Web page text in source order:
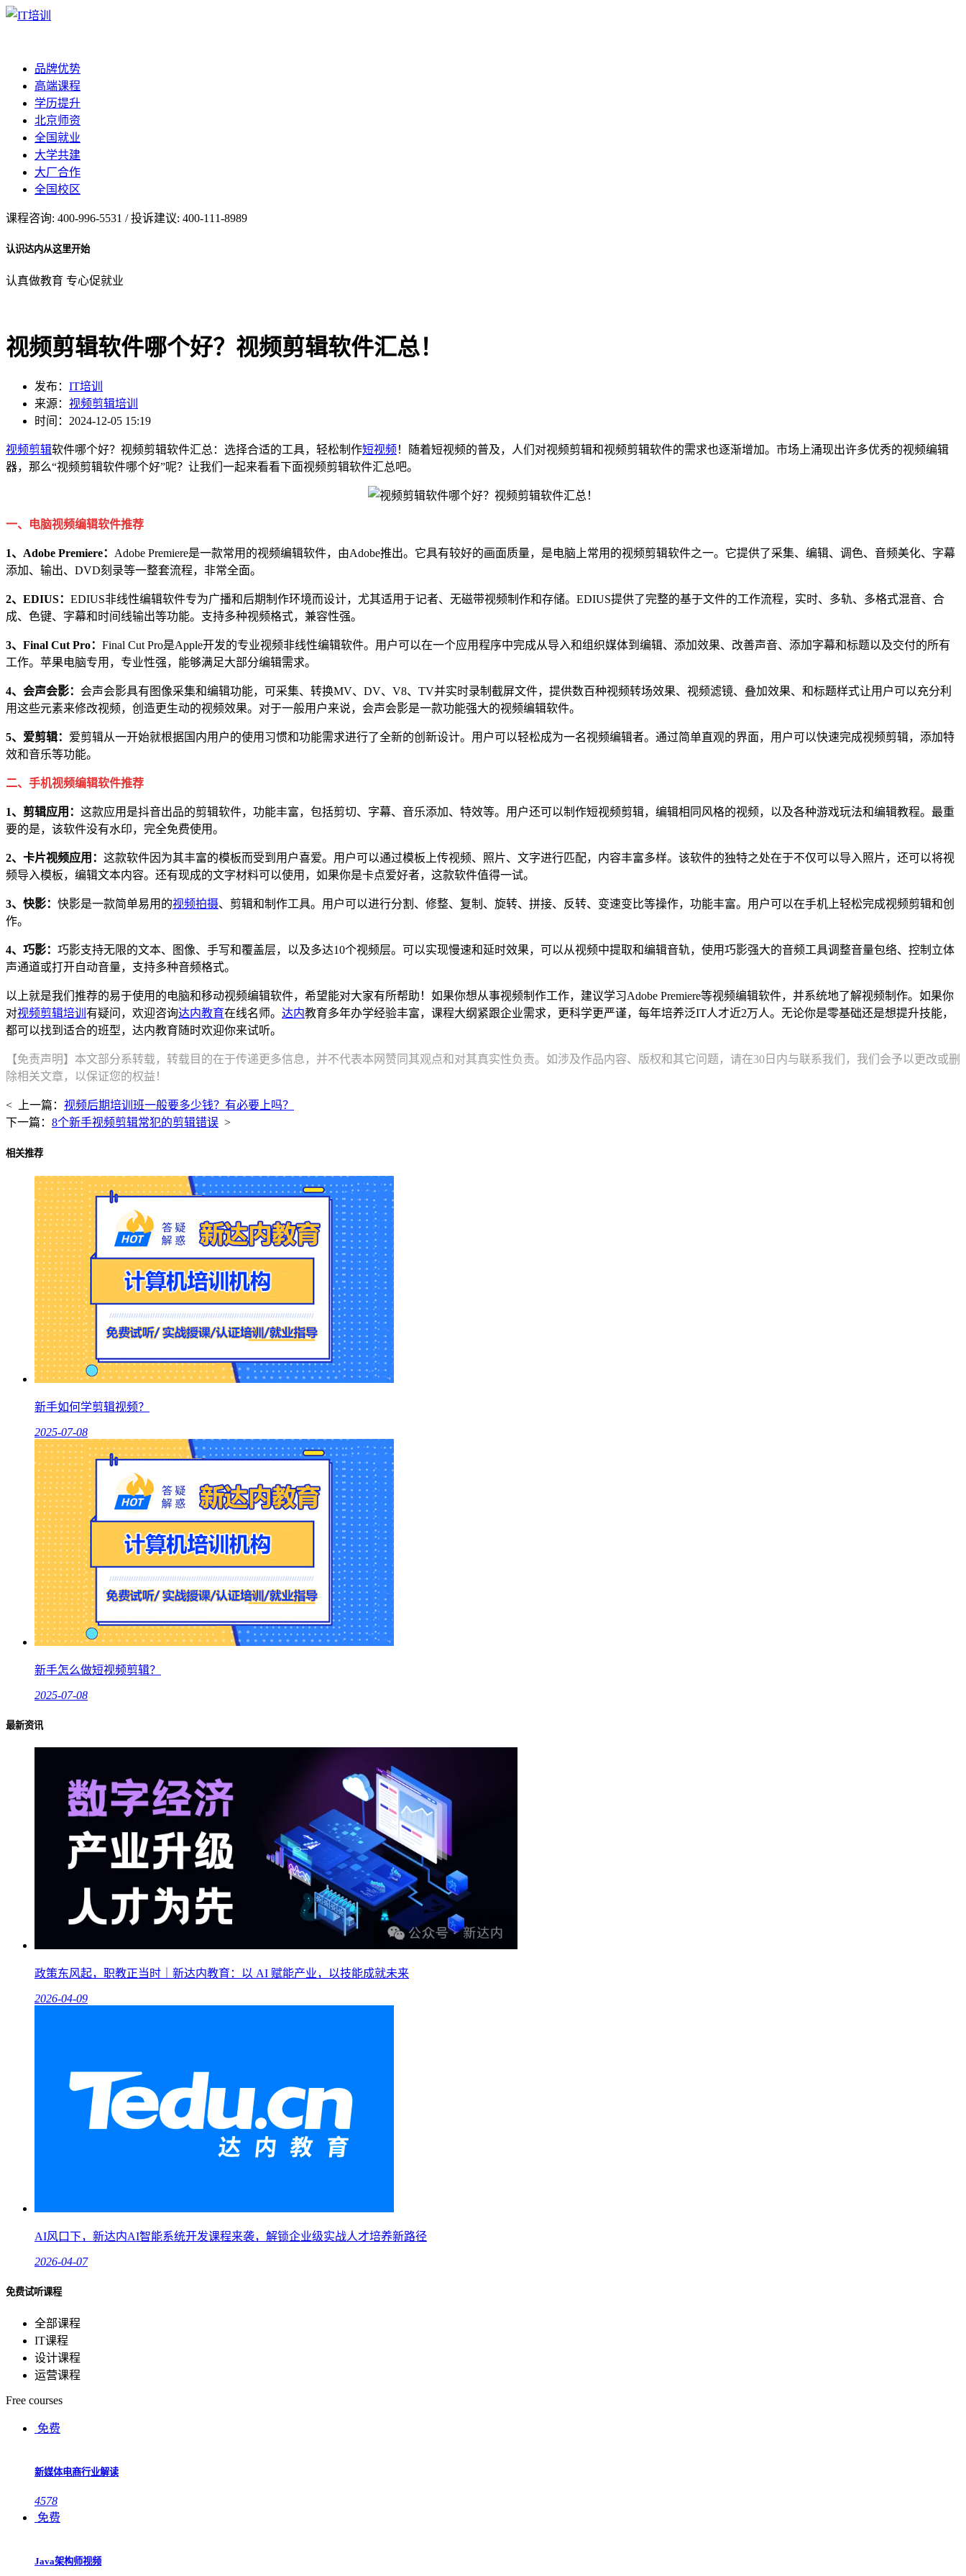
品牌优势
高端课程
学历提升
北京师资
全国就业
大学共建
大厂合作
全国校区
课程咨询: 400-996-5531 / 投诉建议: 400-111-8989
认识达内从这里开始
认真做教育 专心促就业
视频剪辑软件哪个好？视频剪辑软件汇总！
发布： IT培训
来源： 视频剪辑培训
时间：2024-12-05 15:19
视频剪辑软件哪个好？视频剪辑软件汇总：选择合适的工具，轻松制作短视频 ！随着短视频的普及，人们对视频剪辑和视频剪辑软件的需求也逐渐增加。市场上涌现出许多优秀的视频编辑
器，那么“视频剪辑软件哪个好”呢？让我们一起来看看下面视频剪辑软件汇总吧。
一、电脑视频编辑软件推荐
1、Adobe Premiere： Adobe Premiere是一款常用的视频编辑软件，由Adobe推出。它具有较好的画面质量，是电脑上常用的视频剪辑软件之一。它提供了采集、编辑、调色、音频美化、字幕
添加、输出、DVD刻录等一整套流程，非常全面。
2、EDIUS： EDIUS非线性编辑软件专为广播和后期制作环境而设计，尤其适用于记者、无磁带视频制作和存储。EDIUS提供了完整的基于文件的工作流程，实时、多轨、多格式混音、合
成、色键、字幕和时间线输出等功能。支持多种视频格式，兼容性强。
3、Final Cut Pro： Final Cut Pro是Apple开发的专业视频非线性编辑软件。用户可以在一个应用程序中完成从导入和组织媒体到编辑、添加效果、改善声音、添加字幕和标题以及交付的所有
工作。苹果电脑专用，专业性强，能够满足大部分编辑需求。
4、会声会影： 会声会影具有图像采集和编辑功能，可采集、转换MV、DV、V8、TV并实时录制截屏文件，提供数百种视频转场效果、视频滤镜、叠加效果、和标题样式让用户可以充分利
用这些元素来修改视频，创造更生动的视频效果。对于一般用户来说，会声会影是一款功能强大的视频编辑软件。
5、爱剪辑： 爱剪辑从一开始就根据国内用户的使用习惯和功能需求进行了全新的创新设计。用户可以轻松成为一名视频编辑者。通过简单直观的界面，用户可以快速完成视频剪辑，添加特
效和音乐等功能。
二、手机视频编辑软件推荐
1、剪辑应用： 这款应用是抖音出品的剪辑软件，功能丰富，包括剪切、字幕、音乐添加、特效等。用户还可以制作短视频剪辑，编辑相同风格的视频，以及各种游戏玩法和编辑教程。最重
要的是，该软件没有水印，完全免费使用。
2、卡片视频应用： 这款软件因为其丰富的模板而受到用户喜爱。用户可以通过模板上传视频、照片、文字进行匹配，内容丰富多样。该软件的独特之处在于不仅可以导入照片，还可以将视
频导入模板，编辑文本内容。还有现成的文字材料可以使用，如果你是卡点爱好者，这款软件值得一试。
3、快影： 快影是一款简单易用的视频拍摄、剪辑和制作工具。用户可以进行分割、修整、复制、旋转、拼接、反转、变速变比等操作，功能丰富。用户可以在手机上轻松完成视频剪辑和创
作。
4、巧影： 巧影支持无限的文本、图像、手写和覆盖层，以及多达10个视频层。可以实现慢速和延时效果，可以从视频中提取和编辑音轨，使用巧影强大的音频工具调整音量包络、控制立体
声通道或打开自动音量，支持多种音频格式。
以上就是我们推荐的易于使用的电脑和移动视频编辑软件，希望能对大家有所帮助！如果你想从事视频制作工作，建议学习Adobe Premiere等视频编辑软件，并系统地了解视频制作。如果你
对视频剪辑培训 有疑问，欢迎咨询达内教育在线名师。 达内教育多年办学经验丰富，课程大纲紧跟企业需求，更科学更严谨，每年培养泛IT人才近2万人。无论你是零基础还是想提升技能，
都可以找到适合的班型，达内教育随时欢迎你来试听。
【免责声明】本文部分系转载，转载目的在于传递更多信息，并不代表本网赞同其观点和对其真实性负责。如涉及作品内容、版权和其它问题，请在30日内与联系我们，我们会予以更改或删
除相关文章，以保证您的权益！
< 上一篇： 视频后期培训班一般要多少钱？有必要上吗？
下一篇： 8个新手视频剪辑常犯的剪辑错误 >
相关推荐
新手如何学剪辑视频？
2025-07-08
新手怎么做短视频剪辑？
2025-07-08
最新资讯
政策东风起，职教正当时｜新达内教育：以 AI 赋能产业，以技能成就未来
2026-04-09
AI风口下，新达内AI智能系统开发课程来袭，解锁企业级实战人才培养新路径
2026-04-07
免费试听课程
全部课程
IT课程
设计课程
运营课程
Free courses
免费
新媒体电商行业解读
4578
免费
Java架构师视频